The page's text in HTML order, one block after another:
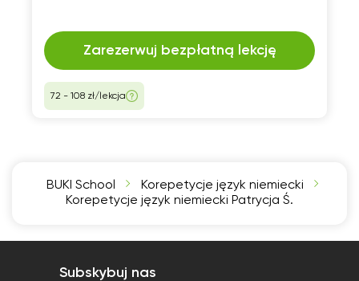
Zarezerwuj bezpłatną lekcję
72 - 108 zł/lekcja
BUKI School
Korepetycje język niemiecki
Korepetycje język niemiecki Patrycja Ś.
Subskybuj nas